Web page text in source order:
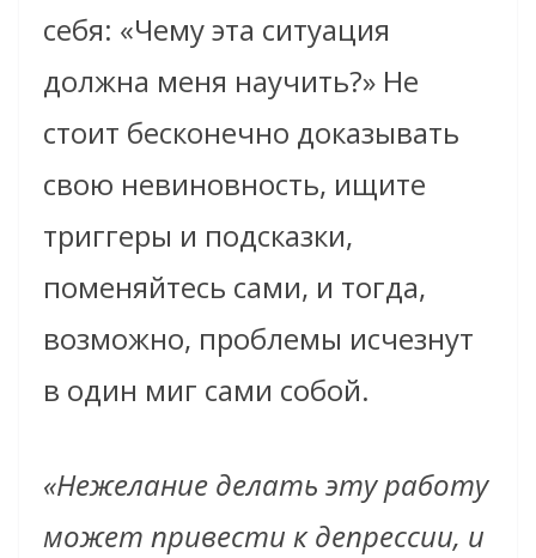
себя: «Чему эта ситуация
должна меня научить?» Не
стоит бесконечно доказывать
свою невиновность, ищите
триггеры и подсказки,
поменяйтесь сами, и тогда,
возможно, проблемы исчезнут
в один миг сами собой.
«Нежелание делать эту работу
может привести к депрессии, и